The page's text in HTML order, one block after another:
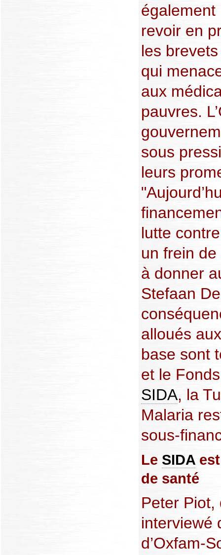
également
revoir en
les
qui
aux
pauvres.
sous
leurs
lutte
un frein
à donner
Stefaan
alloués
base sont
et le
SIDA, la
Malaria
sous-
Le SIDA
de santé
Peter Piot,
interviewé
d’Oxfam-